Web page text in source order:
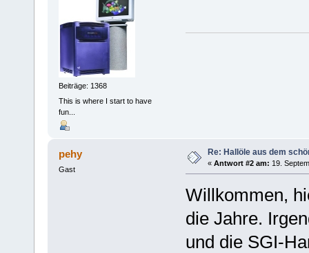
Beiträge: 1368
This is where I start to have
fun...
pehy
Gast
Re: Hallöle aus dem
« Antwort #2 am: 19.
Willkommen,
die Jahre.
und die SGI-